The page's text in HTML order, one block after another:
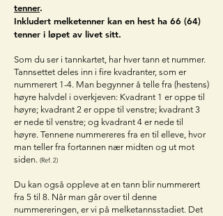
tenner.​
Inkludert melketenner kan en hest ha 66 (64)
tenner i løpet av livet sitt.
Som du ser i tannkartet, har hver tann et nummer.
Tannsettet deles inn i fire kvadranter, som er
nummerert 1-4. Man begynner å telle fra (hestens)
høyre halvdel i overkjeven: Kvadrant 1 er oppe til
høyre; kvadrant 2 er oppe til venstre; kvadrant 3
er nede til venstre; og kvadrant 4 er nede til
høyre. Tennene nummereres fra en til elleve, hvor
man teller fra fortannen nær midten og ut mot
siden. (Ref. 2)
Du kan også oppleve at en tann blir nummerert
fra 5 til 8. Når man går over til denne
nummereringen, er vi på melketannsstadiet. Det